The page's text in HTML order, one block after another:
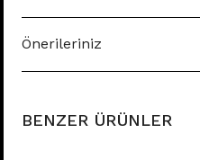
Önerileriniz
BENZER ÜRÜNLER